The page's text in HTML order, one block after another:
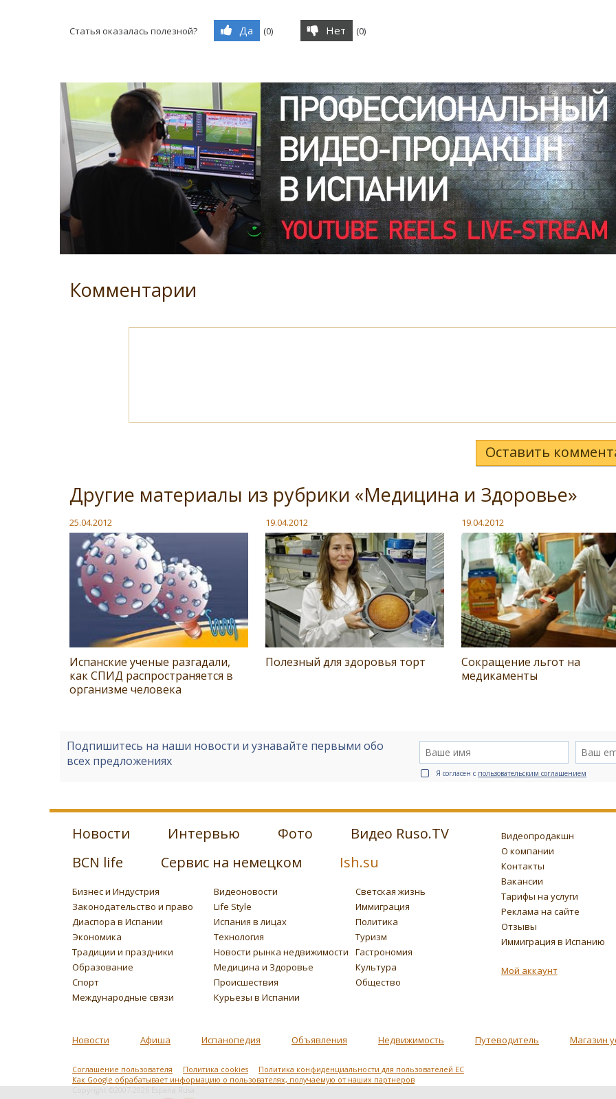
Статья оказалась полезной? Да (0) Нет (0)
Комментарии
Оставить
Другие материалы из рубрики «Медицина и Здоровье»
25.04.2012
Испанские ученые разгадали,
как СПИД распространяется в
организме человека
19.04.2012
Полезный для здоровья торт
19.04.2012
Сокращение льгот на
медикаменты
Подпишитесь на наши новости и узнавайте первыми обо
всех предложениях
Я согласен с пользовательским соглашением
Новости Интервью Фото
Видео Ruso.TV
BCN life
Сервис на немецком Ish.su
Бизнес и Индустрия Видеоновости
Светская жизнь
Законодательство и право
Life Style
Иммиграция
Диаспора в Испании
Испания в лицах
Политика
Экономика
Технология
Туризм
Традиции и праздники
Новости рынка недвижимости
Гастрономия
Образование
Медицина и Здоровье
Культура
Спорт
Происшествия
Общество
Международные связи
Курьезы в Испании
Видеопродакшн
О компании
Контакты
Вакансии
Тарифы на услуги
Реклама на сайте
Отзывы
Иммиграция в Испанию
Мой аккаунт
Новости Афиша Испанопедия Объявления Недвижимость Путеводитель Магазин
Соглашение пользователя Политика cookies
Политика конфиденциальности для пользователей ЕС
Как Google обрабатывает информацию о пользователях, получаемую от наших партнеров